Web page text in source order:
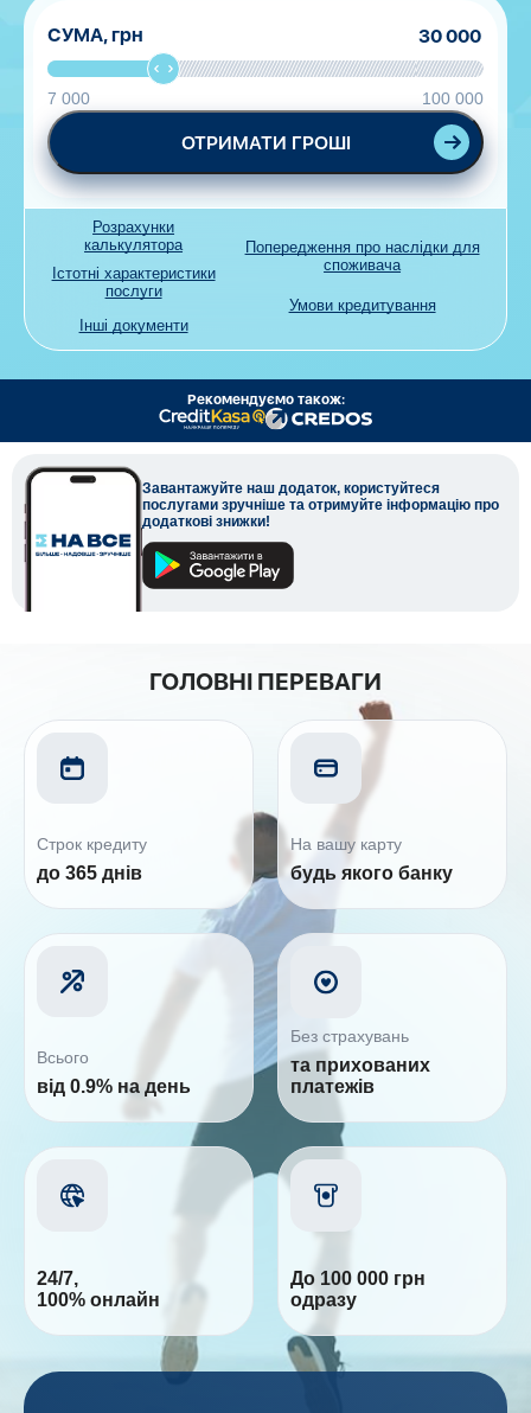
СУМА,грн
7 000 100 000
ОТРИМАТИ ГРОШІ
Розрахунки
калькулятора
Істотні характеристики
послуги
Інші документи
Попередження про наслідки для
споживача
Умови кредитування
Рекомендуємо також:
Завантажуйте наш додаток, користуйтеся
послугами зручніше та отримуйте інформацію про
додаткові знижки!
ГОЛОВНІ ПЕРЕВАГИ
Строк кредиту
до 365 днів
На вашу карту
будь якого банку
Всього
від 0.9% на день
Без страхувань
та прихованих
платежів
24/7,
100% онлайн
До 100 000 грн
одразу